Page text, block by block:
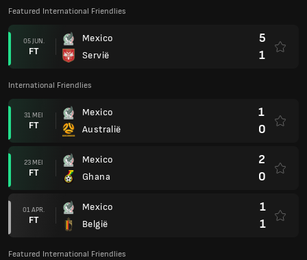
Featured International Friendlies
05 JUN.
FT
Mexico
Servië
5
1
International Friendlies
31 MEI
FT
Mexico
Australië
1
0
23 MEI
FT
Mexico
Ghana
2
0
01 APR.
FT
Mexico
België
1
1
Featured International Friendlies